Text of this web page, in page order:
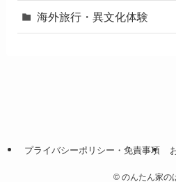
海外旅行・異文化体験
プライバシーポリシー・免責事項
©のんたん家の